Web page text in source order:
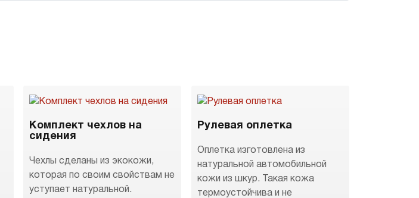
Комплект чехлов на
сидения
Чехлы сделаны из экокожи,
которая по своим свойствам не
уступает натуральной.
Рулевая оплетка
Оплетка изготовлена из
натуральной автомобильной
кожи из шкур. Такая кожа
термоустойчива и не